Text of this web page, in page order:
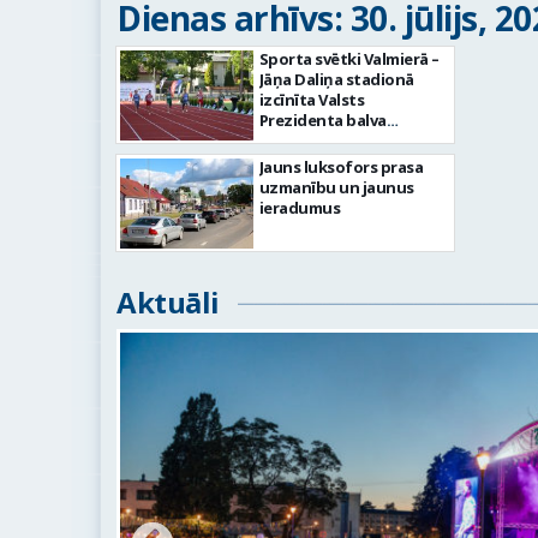
Dienas arhīvs: 30. jūlijs,
Sporta svētki Valmierā –
Jāņa Daliņa stadionā
izcīnīta Valsts
Prezidenta balva
vieglatlētikā
Jauns luksofors prasa
uzmanību un jaunus
ieradumus
Aktuāli